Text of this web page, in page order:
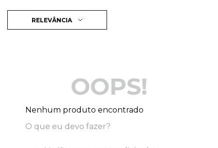
RELEVÂNCIA
OOPS!
Nenhum produto encontrado
O que eu devo fazer?